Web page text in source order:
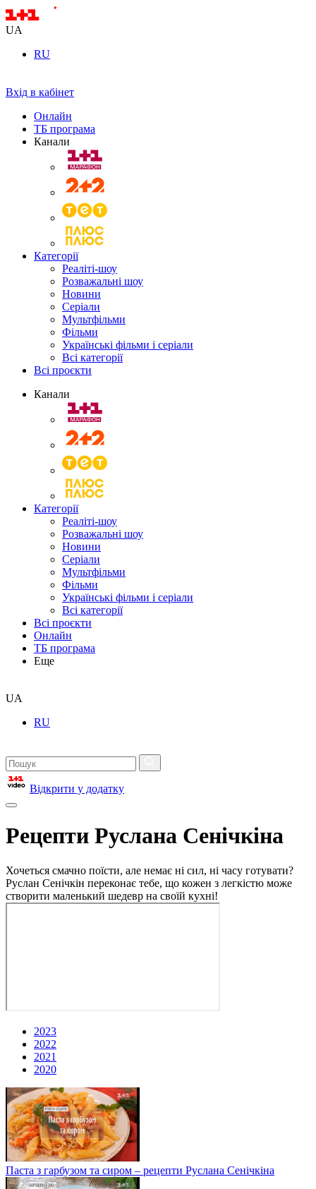
UA
RU
Вхід в кабінет
Онлайн
ТБ програма
Канали
Категорії
Реаліті-шоу
Розважальні шоу
Новини
Серіали
Мультфільми
Фільми
Українські фільми і серіали
Всі категорії
Всі проєкти
Канали
Категорії
Реаліті-шоу
Розважальні шоу
Новини
Серіали
Мультфільми
Фільми
Українські фільми і серіали
Всі категорії
Всі проєкти
Онлайн
ТБ програма
Еще
UA
RU
Відкрити у додатку
Рецепти Руслана Сенічкіна
Хочеться смачно поїсти, але немає ні сил, ні часу готувати?
Руслан Сенічкін переконає тебе, що кожен з легкістю може
створити маленький шедевр на своїй кухні!
2023
2022
2021
2020
Паста з гарбузом та сиром – рецепти Руслана Сенічкіна